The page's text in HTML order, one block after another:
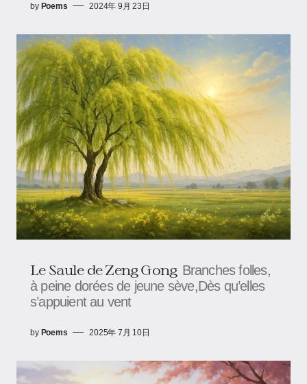
by Poems 2024年 9月 23日
Le Saule​​ de Zeng Gong Branches folles,
à peine dorées de jeune sève,Dès qu’elles
s’appuient au vent
by Poems 2025年 7月 10日